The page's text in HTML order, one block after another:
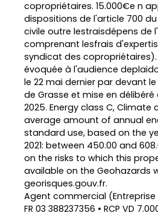
copropriétaires. 15.000€e n
dispositions de l'article 700
civile outre lestraisdépens de
comprenant lesfrais
syndicat des
évoquée à l'audience
le 22 mai dernier par devant
de Grasse et mise en
2025. Energy class C, Climate
average amount of annual
standard use, based on the
2021: between 450.00 and
on the risks to which this
available on the Geohazards
georisques.gouv.fr.
Agent commercial (Entreprise
FR 03 388237356 • RCP VD